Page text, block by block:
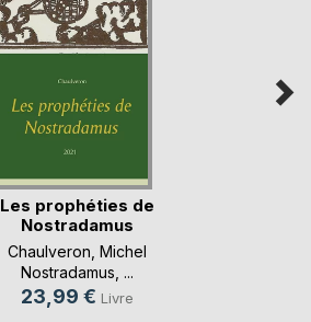
Les prophéties de
Nostradamus
Chaulveron Michel
Nostradamus , ...
23,99 € Livre